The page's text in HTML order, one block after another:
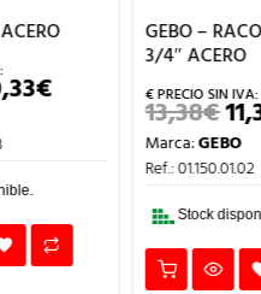
€EL
PRECIO
GEBO –
3/4″ ACERO
13,38€EL
ERA:
Marca:GEBO
Ref.: 01.150.01.02
Stock